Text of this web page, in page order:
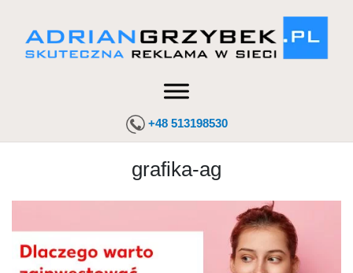
+48 513198530
grafika-ag